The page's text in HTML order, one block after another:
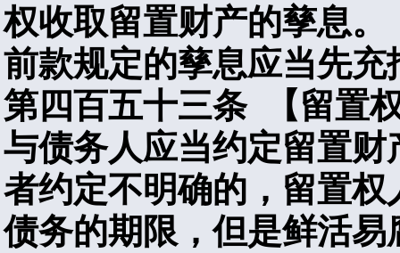
权收取留置财产的孳息。
前款规定的孳息应当先
第四百五十三条
【留置
与债务人应当约定留置
者约定不明确的，留置
债务的期限，但是鲜活